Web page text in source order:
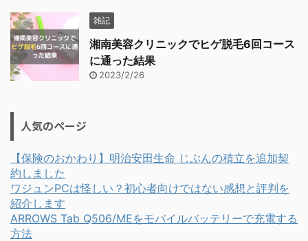
雑記
湘南美容クリニックでヒゲ脱毛6回コース
に通った結果
2023/2/26
人気のページ
【保険のおかわり】明治安田生命 じぶんの積立を追加契
約しました
ワジュンPCは怪しい？初心者向けではない感想と評判を
紹介します
ARROWS Tab Q506/MEをモバイルバッテリーで充電する
方法